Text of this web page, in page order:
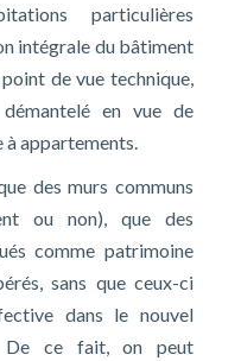
particulières
intégrale du bâtiment
de vue technique,
en vue de
à appartements.
des murs communs
ou non), que des
comme patrimoine
sans que ceux-ci
dans le nouvel
De ce fait, on peut